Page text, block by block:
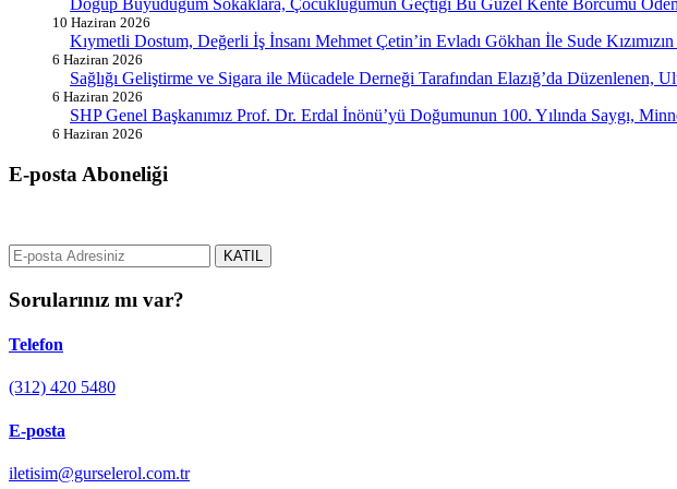
10 Haziran 2026
Kıymetli Dostum, Değerli İş İnsanı Mehmet Çetin’in Evladı Gökhan İle Sude
6 Haziran 2026
Sağlığı Geliştirme ve Sigara ile Mücadele Derneği Tarafından Elazığ’da
6 Haziran 2026
SHP Genel Başkanımız Prof. Dr. Erdal İnönü’yü Doğumunun 100. Yılında Saygı,
6 Haziran 2026
E-posta Aboneliği
KATIL
Sorularınız mı var?
Telefon
(312) 420 5480
E-posta
iletisim@gurselerol.com.tr